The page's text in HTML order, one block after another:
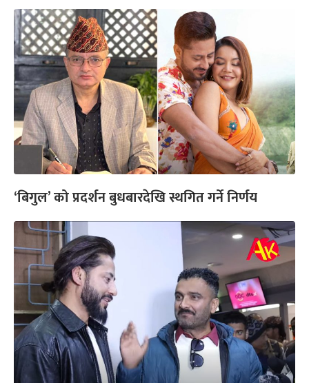
‘बिगुल’ को प्रदर्शन बुधबारदेखि स्थगित गर्ने निर्णय